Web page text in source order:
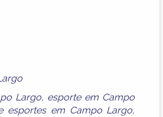
Largo, esporte em Campo
esportes em Campo Largo,